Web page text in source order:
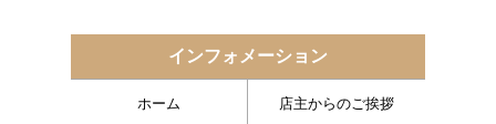
インフォメーション
ホーム 店主からのご挨拶